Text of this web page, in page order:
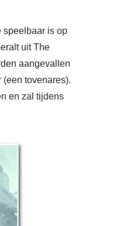
speelbaar is op
uit The
aangevallen
tovenares).
en zal tijdens